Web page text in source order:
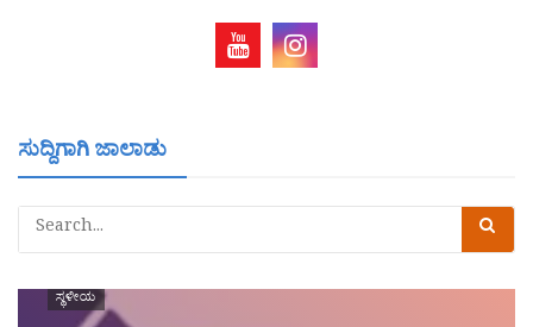
ಸುದ್ದಿಗಾಗಿ ಜಾಲಾಡು
ಸ್ಥಳೀಯ